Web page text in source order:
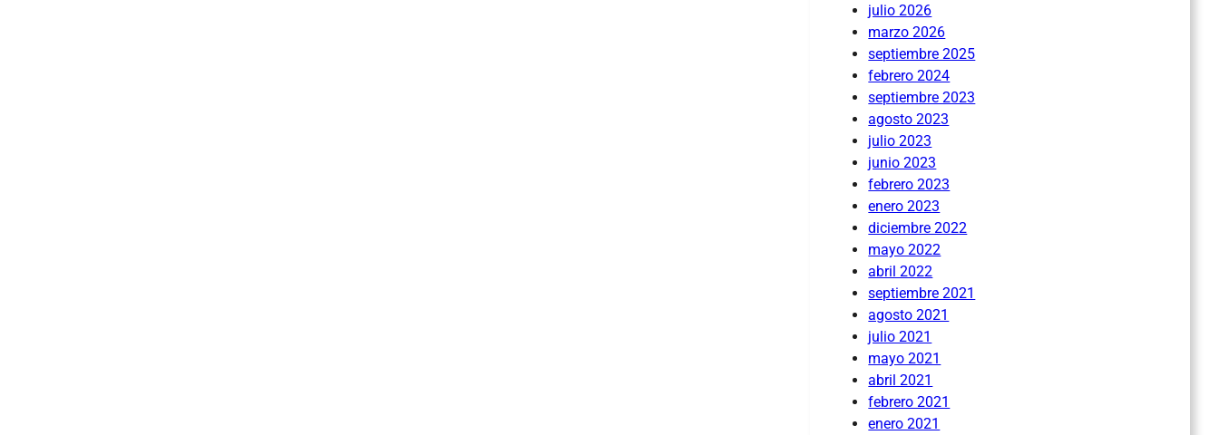
julio 2026
marzo 2026
septiembre 2025
febrero 2024
septiembre 2023
agosto 2023
julio 2023
junio 2023
febrero 2023
enero 2023
diciembre 2022
mayo 2022
abril 2022
septiembre 2021
agosto 2021
julio 2021
mayo 2021
abril 2021
febrero 2021
enero 2021